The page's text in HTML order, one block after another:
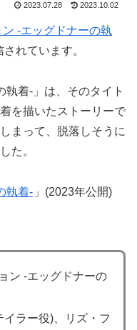
2023.07.28 2023.10.02
-エッグドナーの執
れています。
執着-」は、そのタイト
を描いたストーリーで
まって、脱落しそうに
た。
執着- 」(2023年公開)
ン -エッグドナーの
ラー役)、リズ・フ